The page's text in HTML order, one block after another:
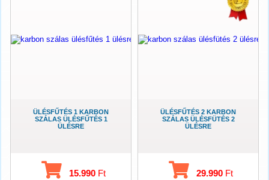
ÜLÉSFŰTÉS 1 KARBON
SZÁLAS ÜLÉSFŰTÉS 1
ÜLÉSRE
15.990 Ft
ÜLÉSFŰTÉS 2 KARBON
SZÁLAS ÜLÉSFÜTÉS 2
ÜLÉSRE
29.990 Ft